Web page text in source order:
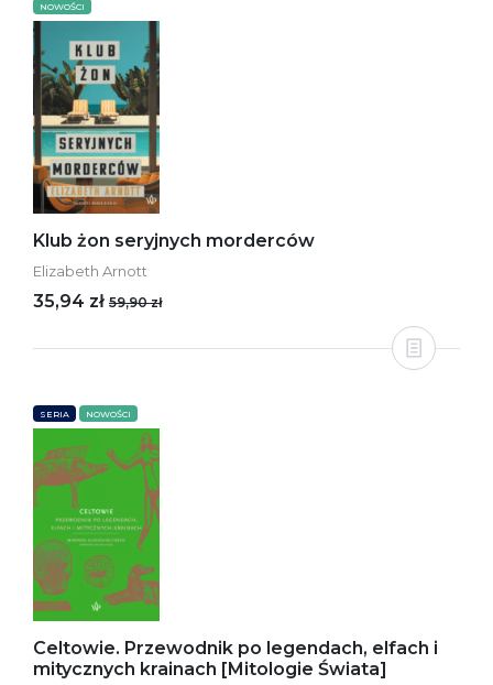
NOWOŚCI
Klub żon seryjnych morderców
Elizabeth Arnott
35,94 zł 59,90 zł
SERIA NOWOŚCI
Celtowie. Przewodnik po legendach, elfach i
mitycznych krainach [Mitologie Świata]